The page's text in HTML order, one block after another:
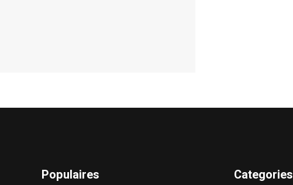
Populaires Categories